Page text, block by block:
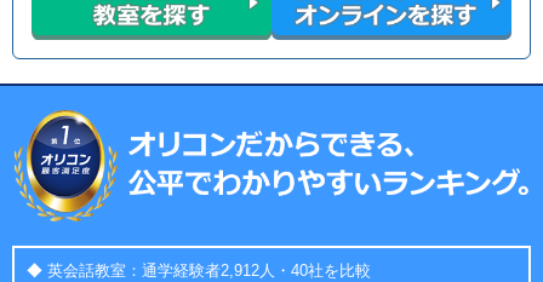
◆ 英会話教室：通学経験者2,912人・40社を比較